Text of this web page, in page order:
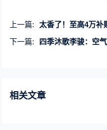
上一篇:
太香了！至高4万补
下一篇:
四季沐歌李骏：空
相关文章